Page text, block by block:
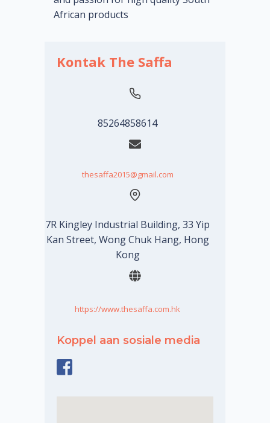
African products
Kontak The Saffa
85264858614
thesaffa2015@gmail.com
7R Kingley Industrial Building, 33 Yip
Kan Street, Wong Chuk Hang, Hong
Kong
https://www.thesaffa.com.hk
Koppel aan sosiale media